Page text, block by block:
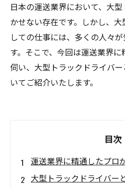
日本の運送業界において、大
かせない存在です。しかし、
しての仕事には、多くの人々
す。そこで、今回は運送業界
伺い、大型トラックドライバ
いてご紹介いたします。
目次
運送業界に精通したプロ
大型トラックドライバー